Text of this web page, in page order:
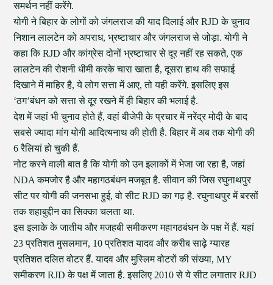
समर्थन नहीं करेंगे.
योगी ने बिहार के लोगों को जंगलराज की याद दिलाई और RJD के चुनाव
निशान लालटेन को अपराध, भ्रष्टाचार और जंगलराज से जोड़ा. योगी ने
कहा कि RJD और कांग्रेस दोनों भ्रष्टाचार से दूर नहीं रह सकते, एक
लालटेन की रोशनी धीमी करके चारा खाता है, दूसरा हाथ की सफाई
दिखाने में माहिर है, ये लोग सत्ता में आए, तो यही करेंगे. इसलिए इस
‘ठग’बंधन को सत्ता से दूर रखने में ही बिहार की भलाई है.
देश में जहां भी चुनाव होते हैं, वहां बीजेपी के प्रचार में नरेंद्र मोदी के बाद
सबसे ज्यादा मांग योगी आदित्यनाथ की होती है. बिहार में अब तक योगी की
6 रैलियां हो चुकी हैं.
नोट करने वाली बात है कि योगी को उन इलाकों में भेजा जा रहा है, जहां
NDA कमजोर है और महागठबंधन मजबूत है. सीवान की जिस रघुनाथपुर
सीट पर योगी की जनसभा हुई, वो सीट RJD का गढ़ है. रघुनाथपुर में बरसों
तक शहाबुद्दीन का सिक्का चलता था.
इस इलाके के जातीय और मजहबी समीकरण महागठबंधन के पक्ष में हैं. यहां
23 प्रतिशत मुसलमान, 10 प्रतिशत यादव और करीब साढ़े ग्यारह
प्रतिशत दलित वोटर हैं. यादव और मुस्लिम वोटरों की संख्या, MY
समीकरण RJD के पक्ष में जाता है. इसलिए 2010 से ये सीट लगातार RJD